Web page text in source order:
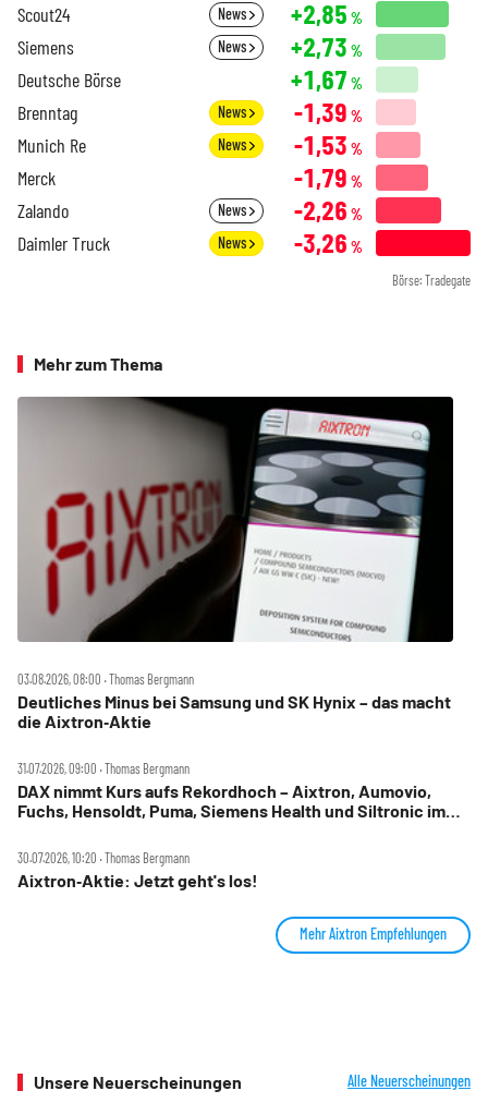
Scout24 News +2,85 %
Siemens News +2,73 %
Deutsche Börse +1,67 %
Brenntag News -1,39 %
Munich Re News -1,53 %
Merck -1,79 %
Zalando News -2,26 %
Daimler Truck News -3,26 %
Börse: Tradegate
Mehr zum Thema
03.08.2026, 08:00 ‧ Thomas Bergmann
Deutliches Minus bei Samsung und SK Hynix – das macht
die Aixtron‑Aktie
31.07.2026, 09:00 ‧ Thomas Bergmann
DAX nimmt Kurs aufs Rekordhoch – Aixtron, Aumovio,
Fuchs, Hensoldt, Puma, Siemens Health und Siltronic im
30.07.2026, 10:20 ‧ Thomas Bergmann
Aixtron‑Aktie: Jetzt geht's los!
Mehr Aixtron Empfehlungen
Unsere Neuerscheinungen Alle Neuerscheinungen